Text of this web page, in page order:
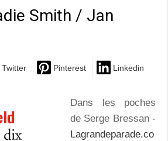
Smith / Jan
Twitter Pinterest Linkedin
Dans les poches
de Serge Bressan -
Lagrandeparade.co